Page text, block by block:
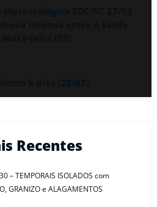
Recentes
– TEMPORAIS ISOLADOS com
GRANIZO e ALAGAMENTOS